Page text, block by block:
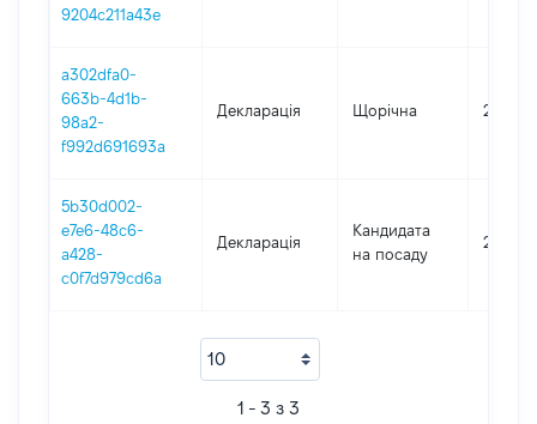
9204c211a43e
a302dfa0-
663b-4d1b-
98a2-
f992d691693a
Декларація Щорічна 2024
5b30d002-
e7e6-48c6-
a428-
c0f7d979cd6a
Декларація
Кандидата
на посаду
2023
1 - 3 з 3